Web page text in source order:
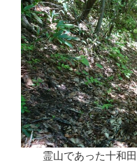
霊山であった十和